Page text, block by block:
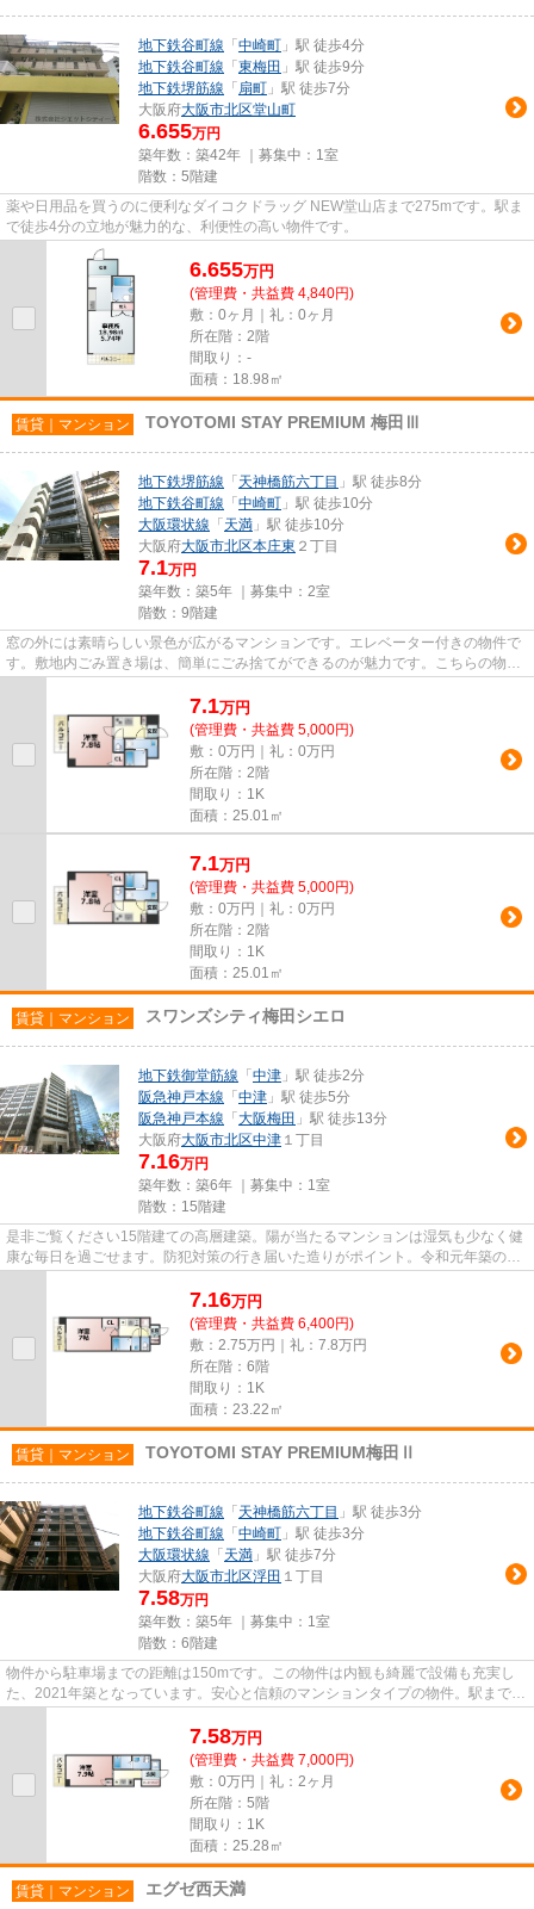
地下鉄谷町線 「 中崎町 」駅 徒歩4分
地下鉄谷町線 「 東梅田 」駅 徒歩9分
地下鉄堺筋線 「 扇町 」駅 徒歩7分
大阪府大阪市北区堂山町
6.655万円
築年数：築42年 ｜募集中： 1室
階数：5階建
薬や日用品を買うのに便利なダイコクドラッグ NEW堂山店まで275mです。駅ま
で徒歩4分の立地が魅力的な、利便性の高い物件です。
6.655万円
(管理費・共益費 4,840円)
敷：0ヶ月｜礼：0ヶ月
所在階：2階
間取り：-
面積：18.98㎡
賃貸｜マンション TOYOTOMI STAY PREMIUM 梅田Ⅲ
地下鉄堺筋線 「 天神橋筋六丁目 」駅 徒歩8分
地下鉄谷町線 「 中崎町 」駅 徒歩10分
大阪環状線 「 天満 」駅 徒歩10分
大阪府大阪市北区本庄東 ２丁目
7.1万円
築年数：築5年 ｜募集中： 2室
階数：9階建
窓の外には素晴らしい景色が広がるマンションです。エレベーター付きの物件で
す。敷地内ごみ置き場は、簡単にごみ捨てができるのが魅力です。こちらの物件
7.1万円
(管理費・共益費 5,000円)
敷：0万円｜礼：0万円
所在階：2階
間取り：1K
面積：25.01㎡
7.1万円
(管理費・共益費 5,000円)
敷：0万円｜礼：0万円
所在階：2階
間取り：1K
面積：25.01㎡
賃貸｜マンション スワンズシティ梅田シエロ
地下鉄御堂筋線 「 中津 」駅 徒歩2分
阪急神戸本線 「 中津 」駅 徒歩5分
阪急神戸本線 「 大阪梅田 」駅 徒歩13分
大阪府大阪市北区中津 １丁目
7.16万円
築年数：築6年 ｜募集中： 1室
階数：15階建
是非ご覧ください15階建ての高層建築。陽が当たるマンションは湿気も少なく健
康な毎日を過ごせます。防犯対策の行き届いた造りがポイント。令和元年築のコ
7.16万円
(管理費・共益費 6,400円)
敷：2.75万円｜礼：7.8万円
所在階：6階
間取り：1K
面積：23.22㎡
賃貸｜マンション TOYOTOMI STAY PREMIUM梅田Ⅱ
地下鉄谷町線 「 天神橋筋六丁目 」駅 徒歩3分
地下鉄谷町線 「 中崎町 」駅 徒歩3分
大阪環状線 「 天満 」駅 徒歩7分
大阪府大阪市北区浮田 １丁目
7.58万円
築年数：築5年 ｜募集中： 1室
階数：6階建
物件から駐車場までの距離は150mです。この物件は内観も綺麗で設備も充実し
た、2021年築となっています。安心と信頼のマンションタイプの物件。駅まで歩
7.58万円
(管理費・共益費 7,000円)
敷：0万円｜礼：2ヶ月
所在階：5階
間取り：1K
面積：25.28㎡
賃貸｜マンション エグゼ西天満